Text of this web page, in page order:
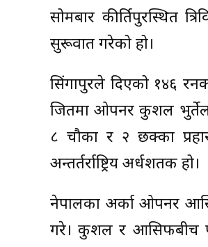
सोमबार कीर्तिपुरस्थित
सुरूवात गरेको हो।
सिंगापुरले दिएको १४६
जितमा ओपनर कुशल
८ चौका र २ छक्का
अन्तर्तर्राष्ट्रिय अर्धशतक हो।
नेपालका अर्का ओपनर
गरे। कुशल र आसिफबीच